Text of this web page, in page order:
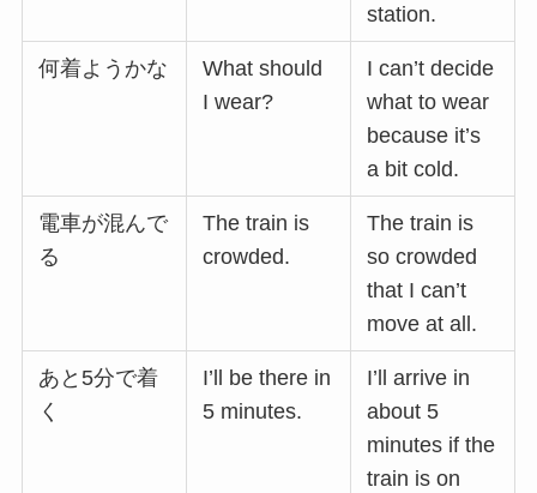
station.
何着ようかな
What should
I wear?
I can’t decide
what to wear
because it’s
a bit cold.
電車が混んで
る
The train is
crowded.
The train is
so crowded
that I can’t
move at all.
あと5分で着
く
I’ll be there in
5 minutes.
I’ll arrive in
about 5
minutes if the
train is on